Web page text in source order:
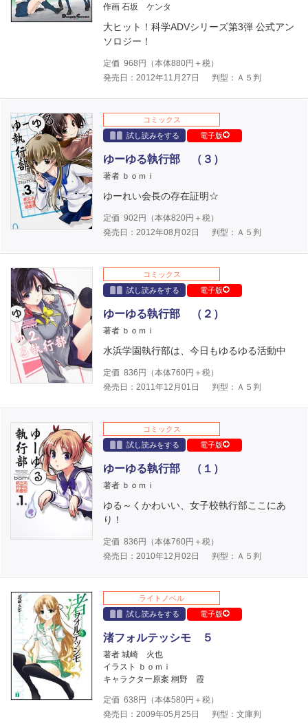
作画 石坂 ケンタ
大ヒット！科学ADVシリーズ第3弾 公式アン
ソロジー！
定価 968 円（本体880円＋税）
発売日：2012年11月27日
判型：Ａ５判
コミックス
試し読みをする
電子版
ゆーゆる執行部 （３）
著者 ｂｏｍｉ
ゆーれい会長の存在証明☆
定価 902 円（本体820円＋税）
発売日：2012年08月02日
判型：Ａ５判
コミックス
試し読みをする
電子版
ゆーゆる執行部 （２）
著者 ｂｏｍｉ
水浜学園執行部は、今日もゆるゆる活動中
定価 836 円（本体760円＋税）
発売日：2011年12月01日
判型：Ａ５判
コミックス
試し読みをする
電子版
ゆーゆる執行部 （１）
著者 ｂｏｍｉ
ゆる～くかわいい、女子校執行部ここにあ
り！
定価 836 円（本体760円＋税）
発売日：2010年12月02日
判型：Ａ５判
ライトノベル
試し読みをする
電子版
渚フォルテッシモ ５
著者 城崎 火也
イラスト ｂｏｍｉ
キャラクター原案 桐野 霞
定価 638 円（本体580円＋税）
発売日：2009年05月25日
判型：文庫判